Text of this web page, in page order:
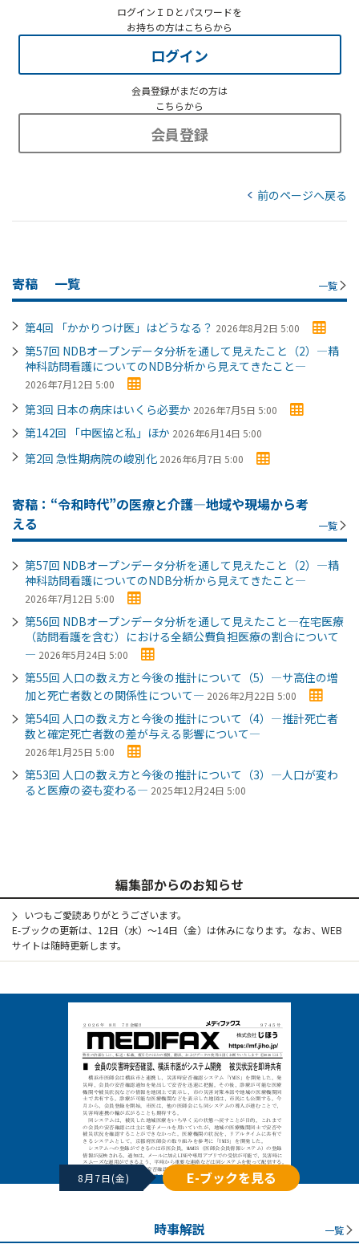
ログインＩＤとパスワードを
お持ちの方はこちらから
ログイン
会員登録がまだの方は
こちらから
会員登録
前のページへ戻る
寄稿 一覧 一覧
第4回 「かかりつけ医」はどうなる？ 2026年8月2日 5:00
第57回 NDBオープンデータ分析を通して見えたこと（2）―精
神科訪問看護についてのNDB分析から見えてきたこと―
2026年7月12日 5:00
第3回 日本の病床はいくら必要か 2026年7月5日 5:00
第142回 「中医協と私」ほか 2026年6月14日 5:00
第2回 急性期病院の峻別化 2026年6月7日 5:00
寄稿：“令和時代”の医療と介護―地域や現場から考
える
一覧
第57回 NDBオープンデータ分析を通して見えたこと（2）―精
神科訪問看護についてのNDB分析から見えてきたこと―
2026年7月12日 5:00
第56回 NDBオープンデータ分析を通して見えたこと―在宅医療
（訪問看護を含む）における全額公費負担医療の割合について
― 2026年5月24日 5:00
第55回 人口の数え方と今後の推計について（5）―サ高住の増
加と死亡者数との関係性について― 2026年2月22日 5:00
第54回 人口の数え方と今後の推計について（4）―推計死亡者
数と確定死亡者数の差が与える影響について―
2026年1月25日 5:00
第53回 人口の数え方と今後の推計について（3）―人口が変わ
ると医療の姿も変わる― 2025年12月24日 5:00
編集部からのお知らせ
いつもご愛読ありがとうございます。
E-ブックの更新は、12日（水）～14日（金）は休みになります。なお、WEB
サイトは随時更新します。
8月7日(金) E-ブックを見る
時事解説 一覧